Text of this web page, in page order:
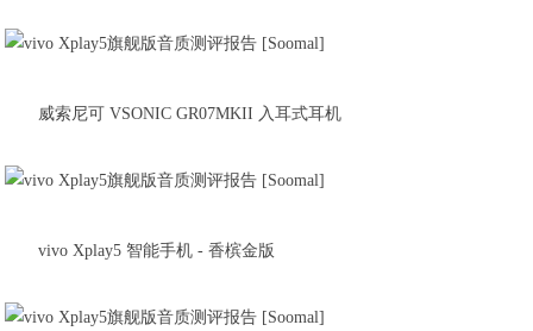
威索尼可 VSONIC GR07MKII 入耳式耳机
vivo Xplay5 智能手机 - 香槟金版